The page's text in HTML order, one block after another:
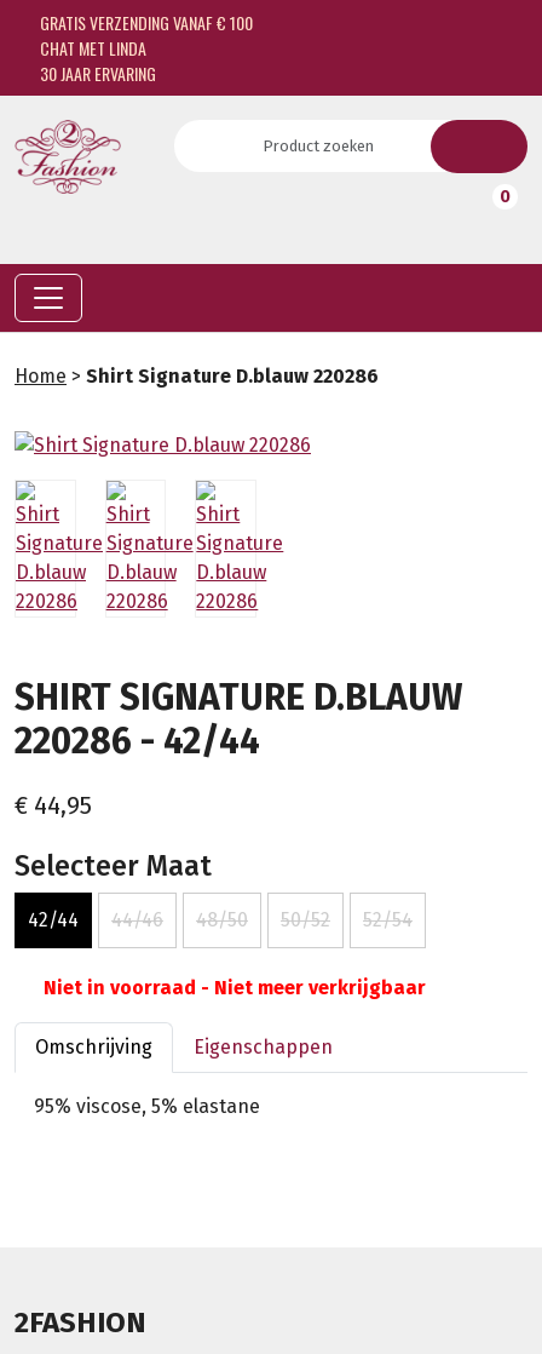
GRATIS VERZENDING VANAF € 100
CHAT MET LINDA
30 JAAR ERVARING
0
Home > Shirt Signature D.blauw 220286
SHIRT SIGNATURE D.BLAUW
220286 - 42/44
€ 44,95
Selecteer Maat
42/44 44/46 48/50 50/52 52/54
Niet in voorraad - Niet meer verkrijgbaar
Omschrijving Eigenschappen
95% viscose, 5% elastane
2FASHION